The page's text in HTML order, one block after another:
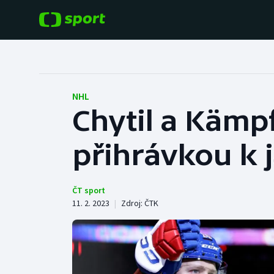
Hokej
Tenis
Cyklistika
Baseball a softbal
Basketbal
Boby a skeleton
Box
NHL
Chytil a
přihrávkou k
ČT sport
11. 2. 2023 | Zdroj: ČTK